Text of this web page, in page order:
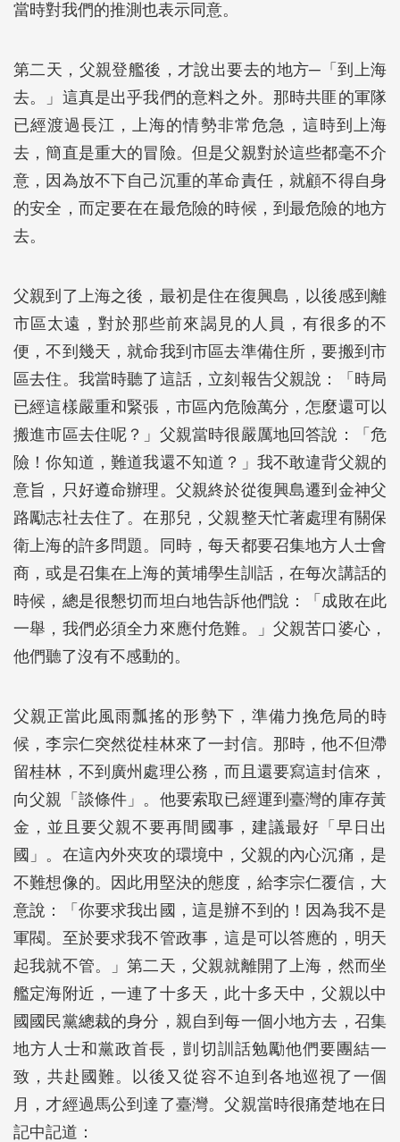
當時對我們的推測也表示同意。
第二天，父親登艦後，才說出要去的地方─「到上海
去。」這真是出乎我們的意料之外。那時共匪的軍隊
已經渡過長江，上海的情勢非常危急，這時到上海
去，簡直是重大的冒險。但是父親對於這些都毫不介
意，因為放不下自己沉重的革命責任，就顧不得自身
的安全，而定要在在最危險的時候，到最危險的地方
去。
父親到了上海之後，最初是住在復興島，以後感到離
市區太遠，對於那些前來謁見的人員，有很多的不
便，不到幾天，就命我到市區去準備住所，要搬到市
區去住。我當時聽了這話，立刻報告父親說：「時局
已經這樣嚴重和緊張，市區內危險萬分，怎麼還可以
搬進市區去住呢？」父親當時很嚴厲地回答說：「危
險！你知道，難道我還不知道？」我不敢違背父親的
意旨，只好遵命辦理。父親終於從復興島遷到金神父
路勵志社去住了。在那兒，父親整天忙著處理有關保
衛上海的許多問題。同時，每天都要召集地方人士會
商，或是召集在上海的黃埔學生訓話，在每次講話的
時候，總是很懇切而坦白地告訴他們說：「成敗在此
一舉，我們必須全力來應付危難。」父親苦口婆心，
他們聽了沒有不感動的。
父親正當此風雨瓢搖的形勢下，準備力挽危局的時
候，李宗仁突然從桂林來了一封信。那時，他不但滯
留桂林，不到廣州處理公務，而且還要寫這封信來，
向父親「談條件」。他要索取已經運到臺灣的庫存黃
金，並且要父親不要再間國事，建議最好「早日出
國」。在這內外夾攻的環境中，父親的內心沉痛，是
不難想像的。因此用堅決的態度，給李宗仁覆信，大
意說：「你要求我出國，這是辦不到的！因為我不是
軍閥。至於要求我不管政事，這是可以答應的，明天
起我就不管。」第二天，父親就離開了上海，然而坐
艦定海附近，一連了十多天，此十多天中，父親以中
國國民黨總裁的身分，親自到每一個小地方去，召集
地方人士和黨政首長，剴切訓話勉勵他們要團結一
致，共赴國難。以後又從容不迫到各地巡視了一個
月，才經過馬公到達了臺灣。父親當時很痛楚地在日
記中記道：